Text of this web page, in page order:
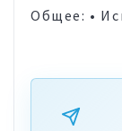
Общее: •